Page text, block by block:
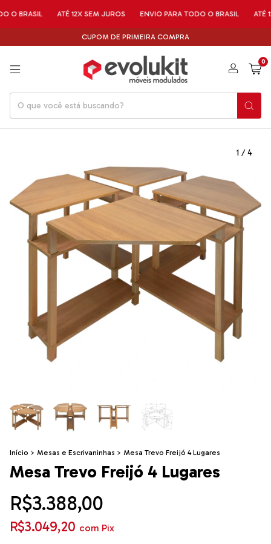
ATÉ 12X SEM JUROS ENVIO PARA TODO O BRASIL ATÉ 12X
CUPOM DE PRIMEIRA COMPRA
0
1 /4
Início > Mesas e Escrivaninhas > Mesa Trevo Freijó 4 Lugares
Mesa Trevo Freijó 4 Lugares
R$3.388,00
R$3.049,20 com Pix